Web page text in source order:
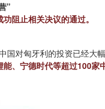
”
阻止相关决议的通过。
国对匈牙利的投资已经大
、宁德时代等超过100家